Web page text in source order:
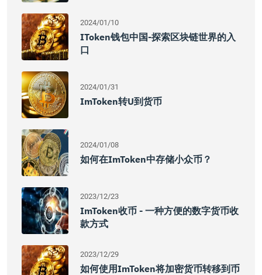
2024/01/10
IToken钱包中国-探索区块链世界的入
口
2024/01/31
ImToken转U到货币
2024/01/08
如何在imToken中存储小众币？
2023/12/23
ImToken收币 - 一种方便的数字货币收
款方式
2023/12/29
如何使用imToken将加密货币转移到币